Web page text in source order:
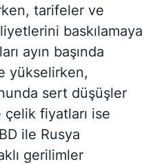
tarifeler ve
baskılamaya
ayın başında
yükselirken,
sert düşüşler
fiyatları ise
ile Rusya
gerilimler